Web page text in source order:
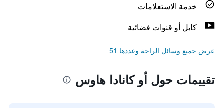
خدمة الاستعلامات
كابل أو قنوات فضائية
عرض جميع وسائل الراحة وعددها 51
تقييمات حول أو كانادا هاوس